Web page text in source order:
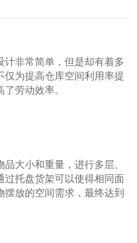
非常简单，但是却有着多
为提高仓库空间利用率提
劳动效率。
大小和重量，进行多层、
过托盘货架可以使得相同面
放的空间需求，最终达到